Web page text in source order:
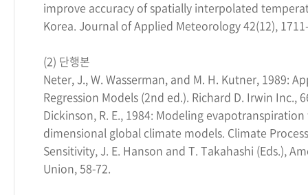
improve accuracy of spatially interpolated
Korea. Journal of Applied Meteorology 42(12),
(2) 단행본
Neter, J., W. Wasserman, and M. H. Kutner, 1989:
Regression Models (2nd ed.). Richard D. Irwin Inc.,
Dickinson, R. E., 1984: Modeling
dimensional global climate models. Climate
Sensitivity, J. E. Hanson and T. Takahashi (Eds.),
Union, 58-72.